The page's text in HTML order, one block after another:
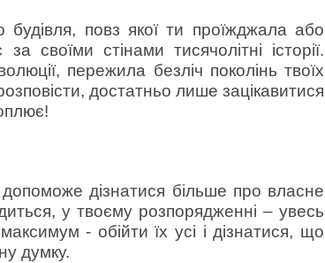
повз якої ти проїжджала або
своїми стінами тисячолітні історії.
пережила безліч поколінь твоїх
достатньо лише зацікавитися
дізнатися більше про власне
у твоєму розпорядженні – увесь
- обійти їх усі і дізнатися, що
думку.